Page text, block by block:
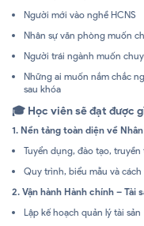
Người mới vào nghề HCNS
Nhân sự văn phòng muốn
Người trái ngành muốn
Những ai muốn nắm chắc
sau khóa
🎓 Học viên sẽ đạt được
1. Nền tảng toàn diện về
Tuyển dụng, đào tạo,
Quy trình, biểu mẫu và
2. Vận hành Hành chính – Tài
Lập kế hoạch quản lý tài sản